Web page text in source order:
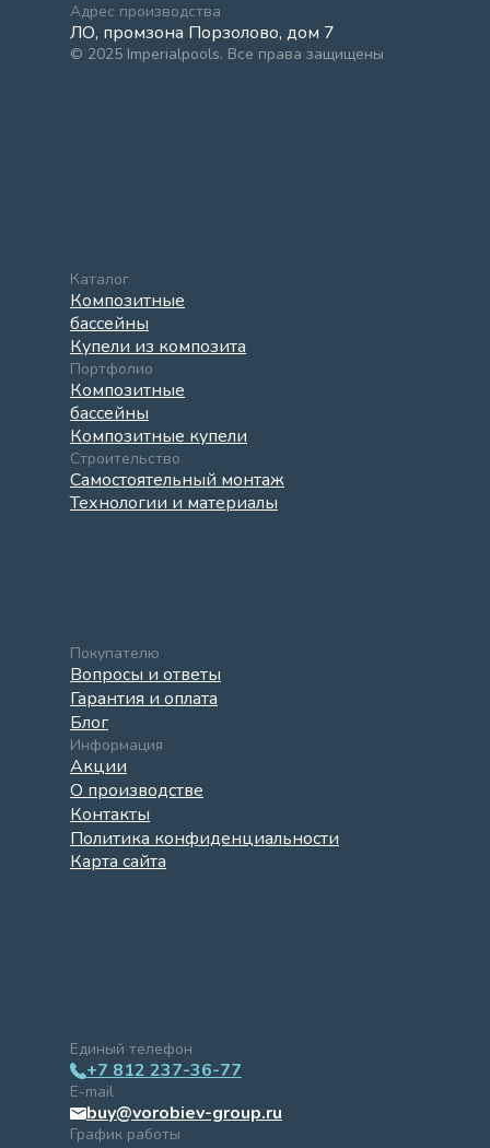
Адрес производства
ЛО, промзона Порзолово, дом 7
© 2025 Imperialpools. Все права защищены
Каталог
Композитные
бассейны
Купели из композита
Портфолио
Композитные
бассейны
Композитные купели
Строительство
Самостоятельный монтаж
Технологии и материалы
Покупателю
Вопросы и ответы
Гарантия и оплата
Блог
Информация
Акции
О производстве
Контакты
Политика конфиденциальности
Карта сайта
Единый телефон
+7 812 237-36-77
E-mail
buy@vorobiev-group.ru
График работы